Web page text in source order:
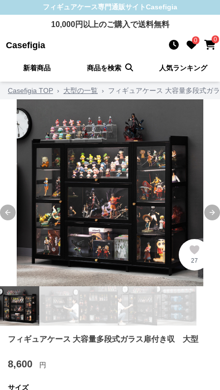
フィギュアケース専門通販サイトCasefigia
10,000円以上のご購入で送料無料
Casefigia 0 0
新着商品 商品を検索 人気ランキング
Casefigia TOP › 大型の一覧 › フィギュアケース 大容量多段式ガ
Previous slide
27
フィギュアケース 大容量多段式ガラス扉付き収 大型
8,600 円
サイズ